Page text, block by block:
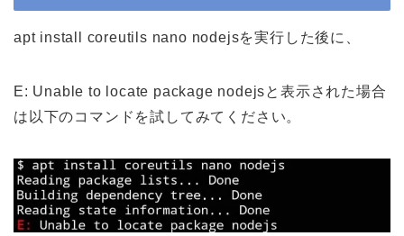
apt install coreutils nano nodejsを実行した後に、
E: Unable to locate package nodejsと表示された場合
は以下のコマンドを試してみてください。